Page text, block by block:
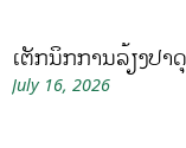
ເຕັກນິກການລ້ຽງປ
July 16, 2026